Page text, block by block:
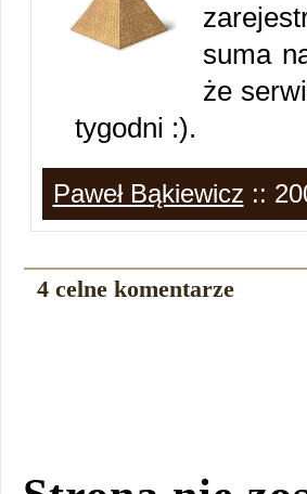
suma
że
tygodni :).
Paweł Bąkiewicz ::
4 celne komentarze